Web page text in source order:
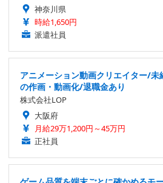
神奈川県
時給1,650円
派遣社員
アニメーション動画クリエイター/
の作画・動画化/退職金あり
株式会社LOP
大阪府
月給29万1,200円～45万円
正社員